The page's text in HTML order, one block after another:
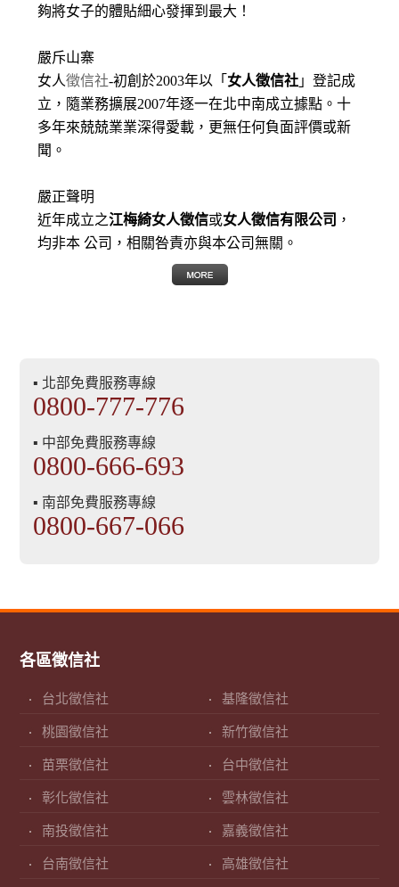
夠將女子的體貼細心發揮到最大 ！
嚴斥山寨
女人徵信社-初創於2003年以「 女人徵信社 」登記成
立，隨業務擴展2007年逐一在北中南成立據點。十
多年來兢兢業業深得愛載，更無任何負面評價或新
聞。
嚴正聲明
近年成立之江梅綺女人徵信或女人徵信有限公司 ，
均非本 公司，相關咎責亦與本公司無關。
▪ 北部免費服務專線
0800-777-776
▪ 中部免費服務專線
0800-666-693
▪ 南部免費服務專線
0800-667-066
各區徵信社
台北徵信社 基隆徵信社
桃園徵信社 新竹徵信社
苗栗徵信社 台中徵信社
彰化徵信社 雲林徵信社
南投徵信社 嘉義徵信社
台南徵信社 高雄徵信社